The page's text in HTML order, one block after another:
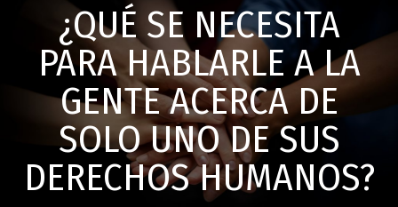
¿QUÉ SE NECESITA
PARA HABLARLE A LA
GENTE ACERCA DE
SOLO UNO DE SUS
DERECHOS HUMANOS?